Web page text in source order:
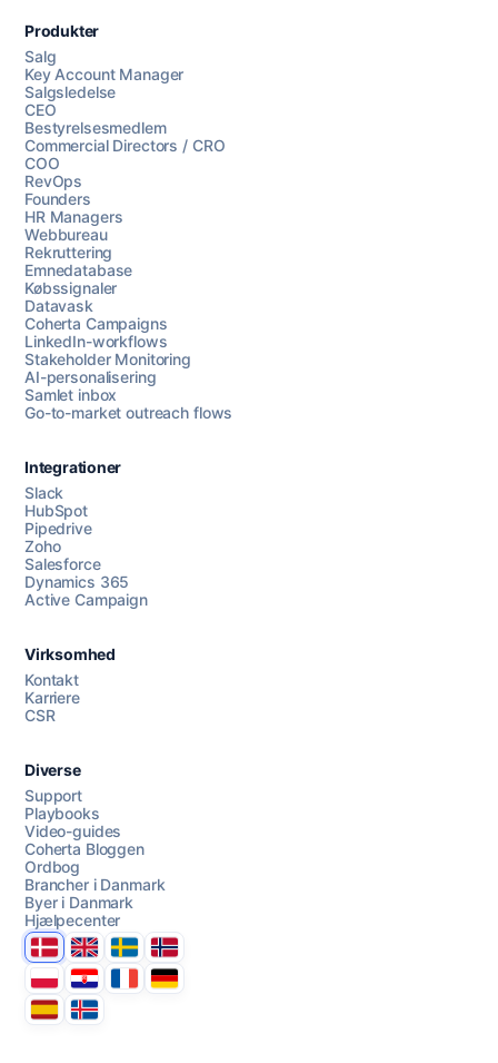
Chat med os
AI Campaign Assist
Produkter
Salg
Key Account Manager
Salgsledelse
CEO
Bestyrelsesmedlem
Commercial Directors / CRO
COO
RevOps
Founders
HR Managers
Webbureau
Rekruttering
Emnedatabase
Købssignaler
Datavask
Coherta Campaigns
LinkedIn-workflows
Stakeholder Monitoring
AI-personalisering
Samlet inbox
Go-to-market outreach flows
Integrationer
Slack
HubSpot
Pipedrive
Zoho
Salesforce
Dynamics 365
Active Campaign
Virksomhed
Kontakt
Karriere
CSR
Diverse
Support
Playbooks
Video-guides
Coherta Bloggen
Ordbog
Brancher i Danmark
Byer i Danmark
Hjælpecenter
DanmarkUnited Kingdom
SverigeNorge
PolskaHrvatskaFranceDeutschland
EspanaÍsland